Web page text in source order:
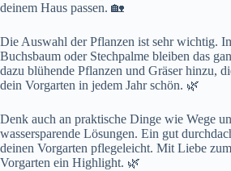
deinem Haus passen. 🏡
Die Auswahl der Pflanzen ist sehr wichtig.
Buchsbaum oder Stechpalme bleiben das
dazu blühende Pflanzen und Gräser hinzu,
dein Vorgarten in jedem Jahr schön. 🌿
Denk auch an praktische Dinge wie Wege
wassersparende Lösungen. Ein gut
deinen Vorgarten pflegeleicht. Mit Liebe
Vorgarten ein Highlight. 🌿